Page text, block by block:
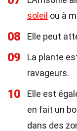
soleil ou à
08 Elle peut
09
La plante
ravageurs.
10
Elle est
en fait un
dans des